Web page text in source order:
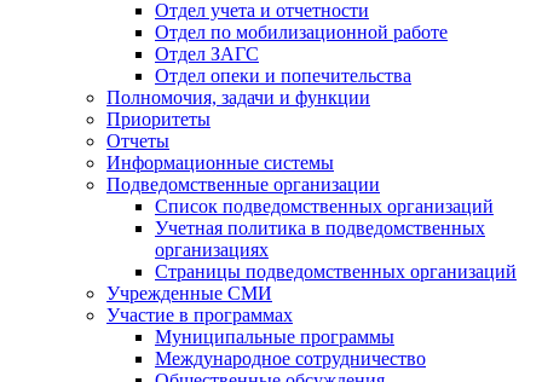
Отдел учета и отчетности
Отдел по мобилизационной работе
Отдел ЗАГС
Отдел опеки и попечительства
Полномочия, задачи и функции
Приоритеты
Отчеты
Информационные системы
Подведомственные организации
Список подведомственных организаций
Учетная политика в подведомственных
организациях
Страницы подведомственных организаций
Учрежденные СМИ
Участие в программах
Муниципальные программы
Международное сотрудничество